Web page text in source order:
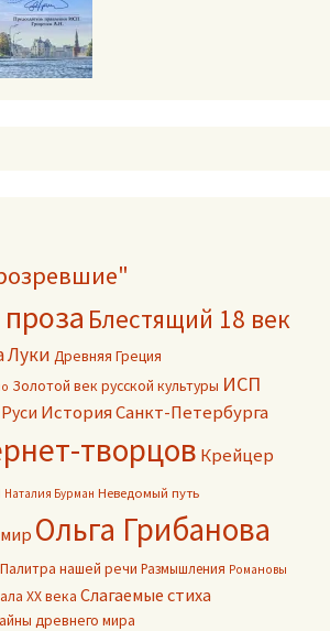
Блестящий 18 век
Луки Древняя Греция
Золотой век русской культуры ИСП
История Санкт-Петербурга
творцов Крейцер
Наталия Бурман Неведомый путь
Ольга Грибанова
Палитра нашей речи Размышления Романовы
ХХ века Слагаемые стиха
древнего мира